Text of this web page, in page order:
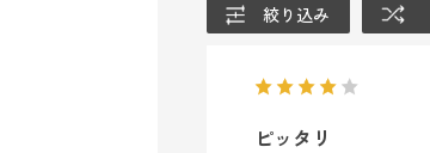
絞り込み
ピッタリ